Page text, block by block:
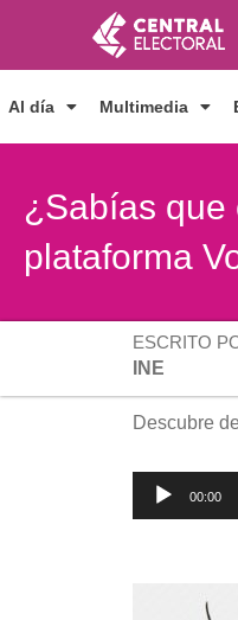
contenido
Al día Multimedia
¿Sabías que
plataforma
ESCRITO
INE
Descubre
Reproductor
de
00:00